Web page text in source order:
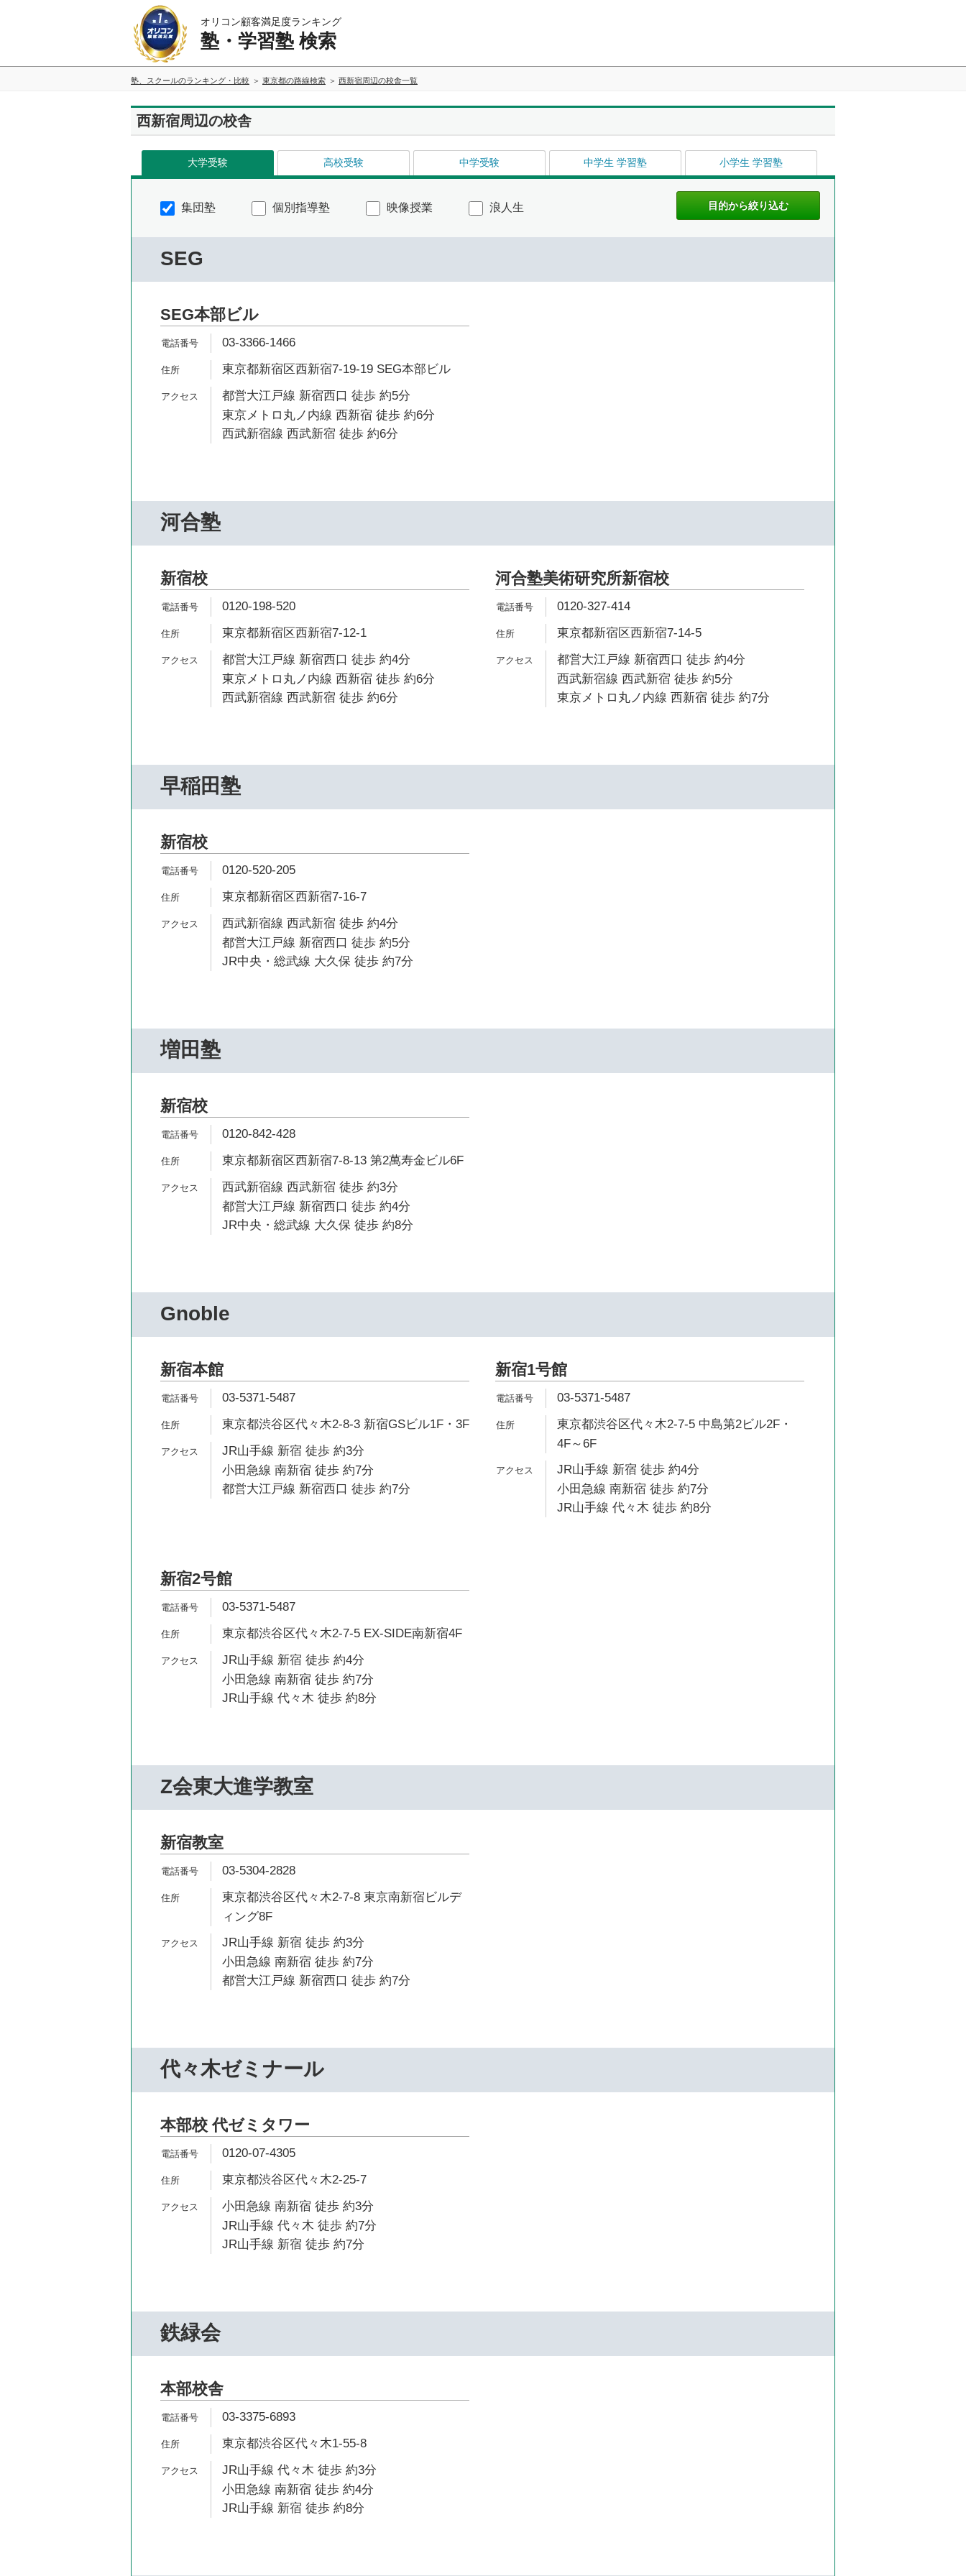
オリコン顧客満足度ランキング
塾・学習塾 検索
塾、スクールのランキング・比較 東京都の路線検索 西新宿周辺の校舎一覧
西新宿周辺の校舎
大学受験 高校受験 中学受験 中学生 学習塾 小学生 学習塾
集団塾 個別指導塾 映像授業 浪人生
SEG
SEG本部ビル
03-3366-1466
東京都新宿区西新宿7-19-19 SEG本部ビル
都営大江戸線 新宿西口 徒歩 約5分
東京メトロ丸ノ内線 西新宿 徒歩 約6分
西武新宿線 西武新宿 徒歩 約6分
河合塾
新宿校
0120-198-520
東京都新宿区西新宿7-12-1
都営大江戸線 新宿西口 徒歩 約4分
東京メトロ丸ノ内線 西新宿 徒歩 約6分
西武新宿線 西武新宿 徒歩 約6分
河合塾美術研究所新宿校
0120-327-414
東京都新宿区西新宿7-14-5
都営大江戸線 新宿西口 徒歩 約4分
西武新宿線 西武新宿 徒歩 約5分
東京メトロ丸ノ内線 西新宿 徒歩 約7分
早稲田塾
新宿校
0120-520-205
東京都新宿区西新宿7-16-7
西武新宿線 西武新宿 徒歩 約4分
都営大江戸線 新宿西口 徒歩 約5分
JR中央・総武線 大久保 徒歩 約7分
増田塾
新宿校
0120-842-428
東京都新宿区西新宿7-8-13 第2萬寿金ビル6F
西武新宿線 西武新宿 徒歩 約3分
都営大江戸線 新宿西口 徒歩 約4分
JR中央・総武線 大久保 徒歩 約8分
Gnoble
新宿本館
03-5371-5487
東京都渋谷区代々木2-8-3 新宿GSビル1F・3F
JR山手線 新宿 徒歩 約3分
小田急線 南新宿 徒歩 約7分
都営大江戸線 新宿西口 徒歩 約7分
新宿1号館
03-5371-5487
東京都渋谷区代々木2-7-5 中島第2ビル2F・
4F～6F
JR山手線 新宿 徒歩 約4分
小田急線 南新宿 徒歩 約7分
JR山手線 代々木 徒歩 約8分
新宿2号館
03-5371-5487
東京都渋谷区代々木2-7-5 EX-SIDE南新宿4F
JR山手線 新宿 徒歩 約4分
小田急線 南新宿 徒歩 約7分
JR山手線 代々木 徒歩 約8分
Z会東大進学教室
新宿教室
03-5304-2828
東京都渋谷区代々木2-7-8 東京南新宿ビルデ
ィング8F
JR山手線 新宿 徒歩 約3分
小田急線 南新宿 徒歩 約7分
都営大江戸線 新宿西口 徒歩 約7分
代々木ゼミナール
本部校 代ゼミタワー
0120-07-4305
東京都渋谷区代々木2-25-7
小田急線 南新宿 徒歩 約3分
JR山手線 代々木 徒歩 約7分
JR山手線 新宿 徒歩 約7分
鉄緑会
本部校舎
03-3375-6893
東京都渋谷区代々木1-55-8
JR山手線 代々木 徒歩 約3分
小田急線 南新宿 徒歩 約4分
JR山手線 新宿 徒歩 約8分